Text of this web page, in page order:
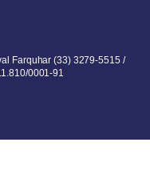
Farquhar (33) 3279-5515 /
0001-91